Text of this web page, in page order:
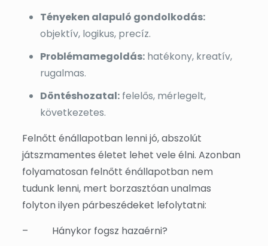
Tényeken alapuló gondolkodás:
objektív, logikus, precíz.
Problémamegoldás:hatékony, kreatív,
rugalmas.
Döntéshozatal:felelős, mérlegelt,
következetes.
Felnőtt énállapotban lenni jó, abszolút
játszmamentes életet lehet vele élni. Azonban
folyamatosan felnőtt énállapotban nem
tudunk lenni, mert borzasztóan unalmas
folyton ilyen párbeszédeket lefolytatni:
–
Hánykor fogsz hazaérni?